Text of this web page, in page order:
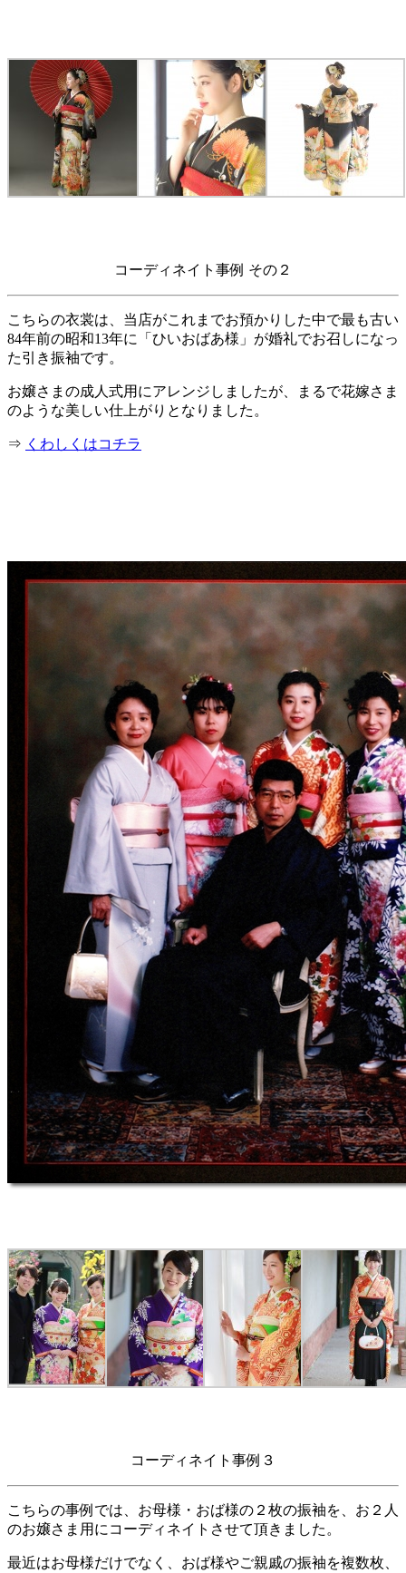
コーディネイト事例 その２
こちらの衣裳は、当店がこれまでお預かりした中で最も古い
84年前の昭和13年に「ひいおばあ様」が婚礼でお召しになっ
た引き振袖です。
お嬢さまの成人式用にアレンジしましたが、まるで花嫁さま
のような美しい仕上がりとなりました。
⇒ くわしくはコチラ
コーディネイト事例３
こちらの事例では、お母様・おば様の２枚の振袖を、お２人
のお嬢さま用にコーディネイトさせて頂きました。
最近はお母様だけでなく、おば様やご親戚の振袖を複数枚、